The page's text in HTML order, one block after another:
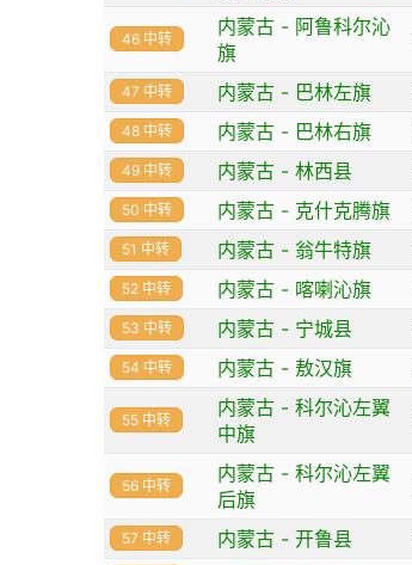
46 中转
内蒙古 - 阿鲁科尔沁
旗
47 中转 内蒙古 - 巴林左旗
48 中转 内蒙古 - 巴林右旗
49 中转 内蒙古 - 林西县
50 中转 内蒙古 - 克什克腾旗
51 中转 内蒙古 - 翁牛特旗
52 中转 内蒙古 - 喀喇沁旗
53 中转 内蒙古 - 宁城县
54 中转 内蒙古 - 敖汉旗
55 中转
内蒙古 - 科尔沁左翼
中旗
56 中转
内蒙古 - 科尔沁左翼
后旗
57 中转 内蒙古 - 开鲁县